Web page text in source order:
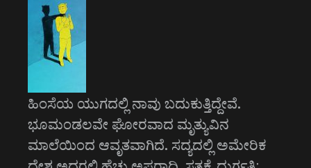
ಹಿಂಸೆಯ ಯುಗದಲ್ಲಿ ನಾವು ಬದುಕುತ್ತಿದ್ದೇವೆ.
ಭೂಮಂಡಲವೇ ಘೋರವಾದ ಮೃತ್ಯುವಿನ
ಮಾಲೆಯಿಂದ ಆವೃತವಾಗಿದೆ. ಸದ್ಯದಲ್ಲಿ ಅಮೇರಿಕ